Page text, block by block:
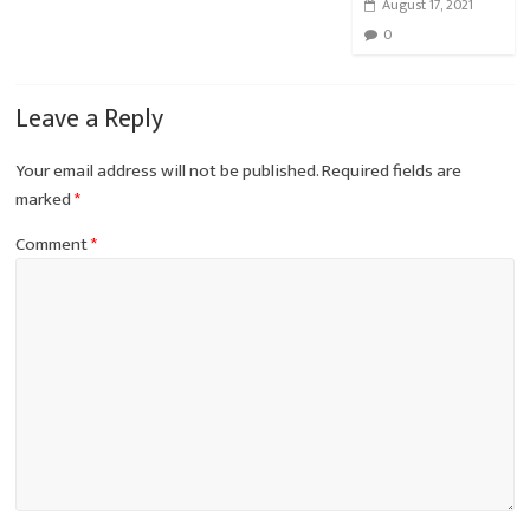
0
Leave a Reply
Your email address will not be published.Required fields are
marked*
Comment*